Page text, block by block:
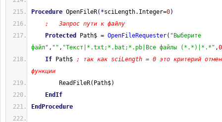
Procedure OpenFileR( *sciLength.Integer=0)
;   Запрос пути к файлу
Protected
Path$ = OpenFileRequester( "Выберите
файл" , "" , "Текст|*.txt;*.bat;*.pb|Все файлы (*.*)|*.*" ,0
If Path$ ; так как sciLength = 0 это критерий
функции
ReadFileR( Path$)
EndIf
EndProcedure